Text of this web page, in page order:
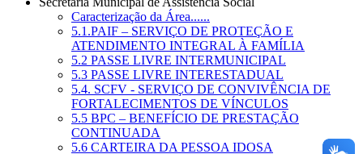
Caracterização da Área......
5.1.PAIF – SERVIÇO DE PROTEÇÃO E
ATENDIMENTO INTEGRAL À FAMÍLIA
5.2 PASSE LIVRE INTERMUNICIPAL
5.3 PASSE LIVRE INTERESTADUAL
5.4. SCFV - SERVIÇO DE CONVIVÊNCIA DE
FORTALECIMENTOS DE VÍNCULOS
5.5 BPC – BENEFÍCIO DE PRESTAÇÃO
CONTINUADA
5.6 CARTEIRA DA PESSOA IDOSA